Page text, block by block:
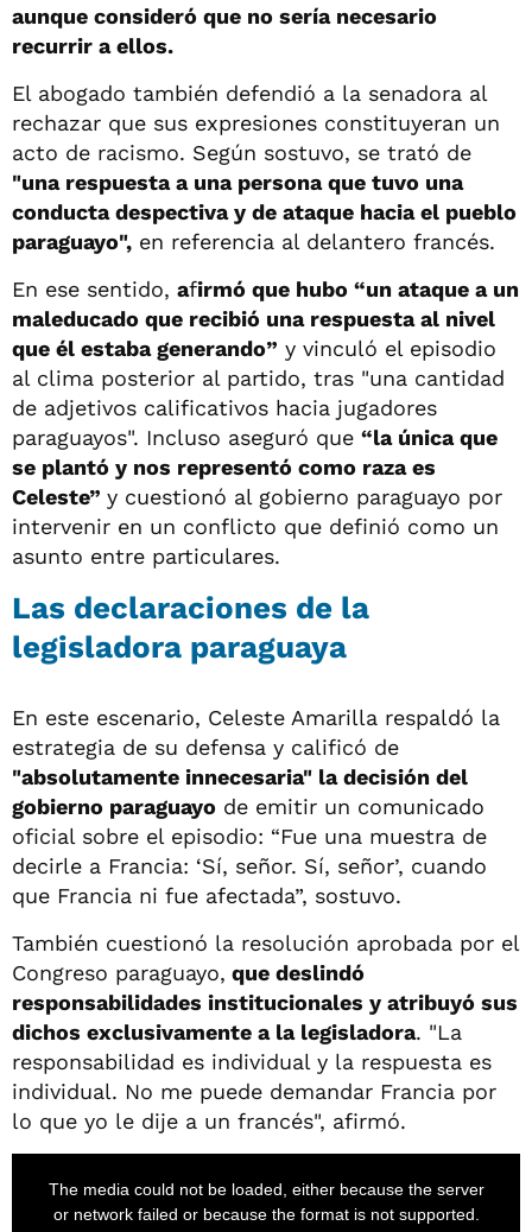
aunque consideró que no sería necesario
recurrir a ellos.
El abogado también defendió a la senadora al
rechazar que sus expresiones constituyeran un
acto de racismo. Según sostuvo, se trató de
"una respuesta a una persona que tuvo una
conducta despectiva y de ataque hacia el pueblo
paraguayo", en referencia al delantero francés.
En ese sentido, afirmó que hubo “un ataque a un
maleducado que recibió una respuesta al nivel
que él estaba generando” y vinculó el episodio
al clima posterior al partido, tras "una cantidad
de adjetivos calificativos hacia jugadores
paraguayos". Incluso aseguró que “la única que
se plantó y nos representó como raza es
Celeste” y cuestionó al gobierno paraguayo por
intervenir en un conflicto que definió como un
asunto entre particulares.
Las declaraciones de la
legisladora paraguaya
En este escenario, Celeste Amarilla respaldó la
estrategia de su defensa y calificó de
"absolutamente innecesaria" la decisión del
gobierno paraguayo de emitir un comunicado
oficial sobre el episodio: “Fue una muestra de
decirle a Francia: ‘Sí, señor. Sí, señor’, cuando
que Francia ni fue afectada”, sostuvo.
También cuestionó la resolución aprobada por el
Congreso paraguayo, que deslindó
responsabilidades institucionales y atribuyó sus
dichos exclusivamente a la legisladora. "La
responsabilidad es individual y la respuesta es
individual. No me puede demandar Francia por
lo que yo le dije a un francés", afirmó.